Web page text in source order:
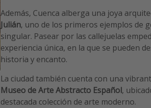
Además, Cuenca alberga una joya
Julián, uno de los primeros ejemplos de
singular. Pasear por las callejuelas
experiencia única, en la que se pueden
historia y encanto.
La ciudad también cuenta con una
Museo de Arte Abstracto Español,
destacada colección de arte moderno.